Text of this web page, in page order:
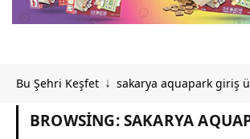
Bu Şehri Keşfet ↓ sakarya aquapark giriş
BROWSING:SAKARYA